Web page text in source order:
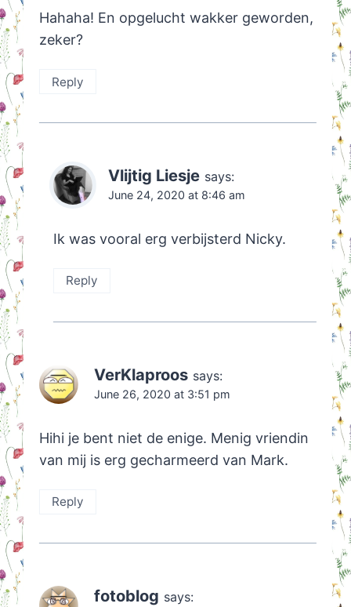
Hahaha! En opgelucht wakker geworden,
zeker?
Reply
Vlijtig Liesje says:
June 24, 2020 at 8:46 am
Ik was vooral erg verbijsterd Nicky.
Reply
VerKlaproos says:
June 26, 2020 at 3:51 pm
Hihi je bent niet de enige. Menig vriendin
van mij is erg gecharmeerd van Mark.
Reply
fotoblog says: